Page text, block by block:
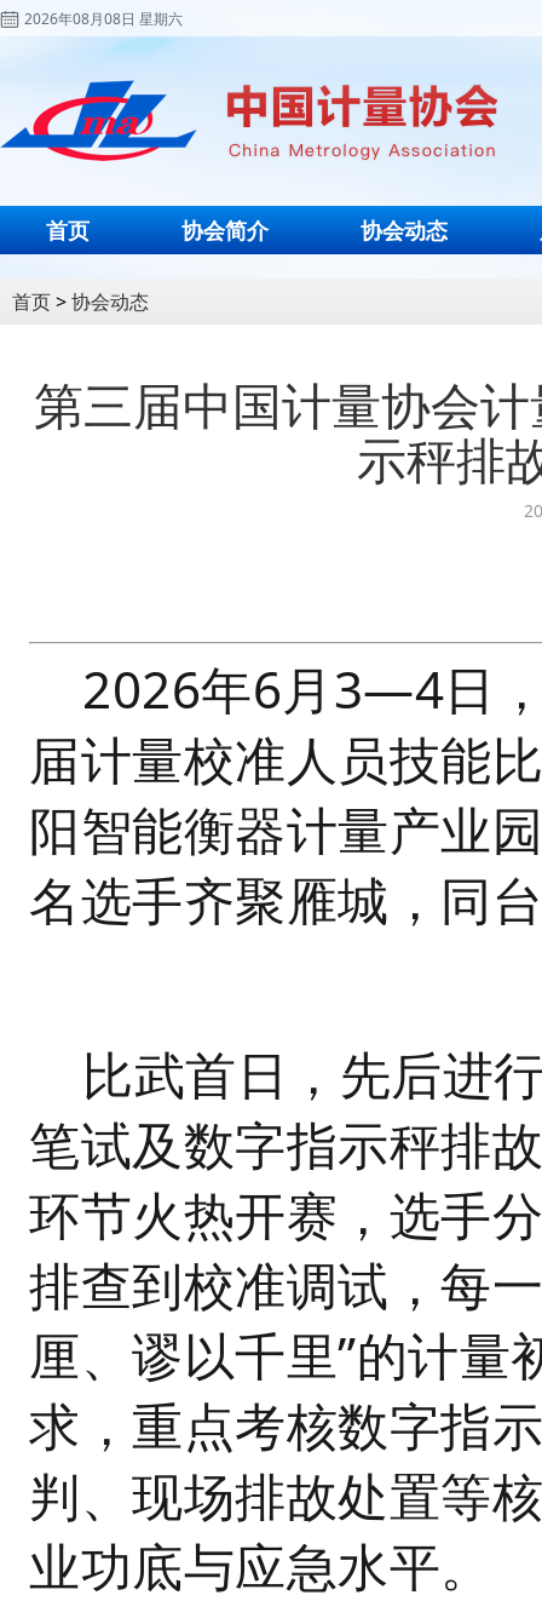
2026年08月08日 星期六
首页 协会简介 协会动态
首页>协会动态
第三届中国计量协会
示秤排
2026年6月3—4日
届计量校准人员技能
阳智能衡器计量产业
名选手齐聚雁城，同
比武首日，先后进
笔试及数字指示秤排
环节火热开赛，选手
排查到校准调试，每
厘、谬以千里”的计
求，重点考核数字指
判、现场排故处置等
业功底与应急水平。